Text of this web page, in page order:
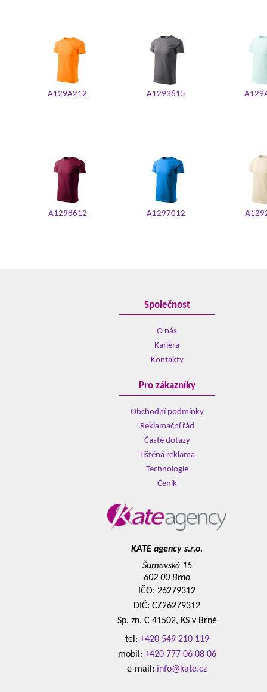
A129A212 A1293615
A1298612 A1297012
Společnost
O nás
Kariéra
Kontakty
Pro zákazníky
Obchodní podmínky
Reklamační řád
Časté dotazy
Tištěná reklama
Technologie
Ceník
KATE agency s.r.o.
Šumavská 15
602 00 Brno
IČO: 26279312
DIČ: CZ26279312
Sp. zn. C 41502, KS v Brně
tel: +420 549 210 119
mobil: +420 777 06 08 06
e-mail: info@kate.cz